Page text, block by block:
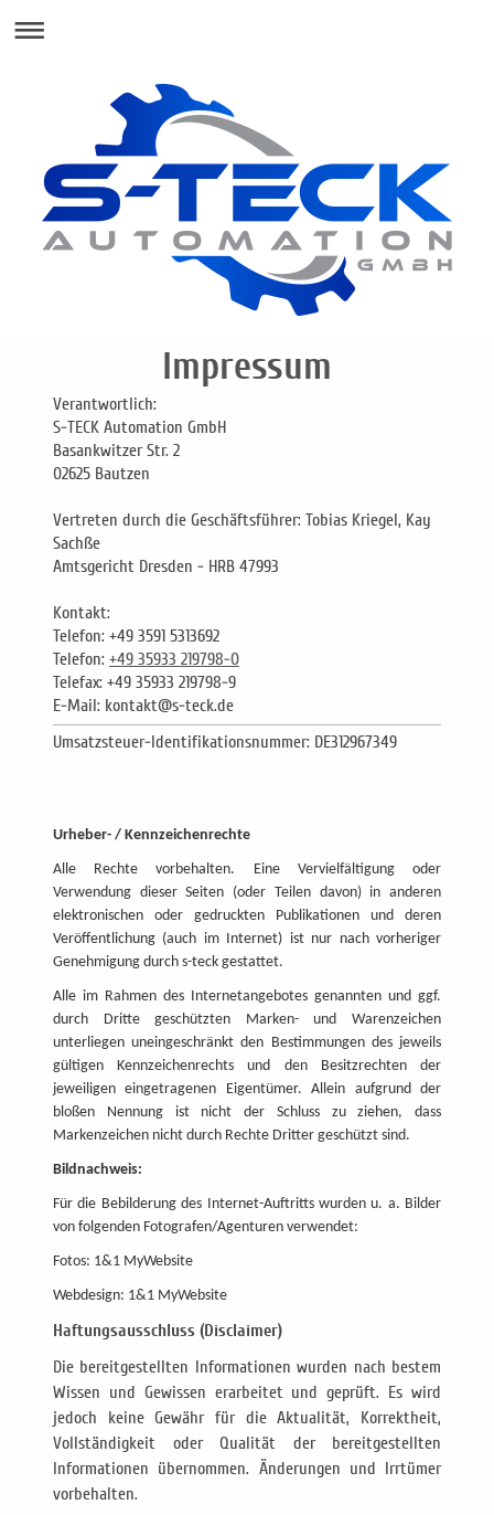
Impressum
Verantwortlich:
S-TECK Automation GmbH
Basankwitzer Str. 2
02625 Bautzen
Vertreten durch die Geschäftsführer: Tobias Kriegel, Kay
Sachße
Amtsgericht Dresden - HRB 47993
Kontakt:
Telefon: +49 3591 5313692
Telefon: +49 35933 219798-0
Telefax: +49 35933 219798-9
E-Mail: kontakt@s-teck.de
Umsatzsteuer-Identifikationsnummer: DE312967349
Urheber- / Kennzeichenrechte
Alle Rechte vorbehalten. Eine Vervielfältigung oder
Verwendung dieser Seiten (oder Teilen davon) in anderen
elektronischen oder gedruckten Publikationen und deren
Veröffentlichung (auch im Internet) ist nur nach vorheriger
Genehmigung durch s-teck gestattet.
Alle im Rahmen des Internetangebotes genannten und ggf.
durch Dritte geschützten Marken- und Warenzeichen
unterliegen uneingeschränkt den Bestimmungen des jeweils
gültigen Kennzeichenrechts und den Besitzrechten der
jeweiligen eingetragenen Eigentümer. Allein aufgrund der
bloßen Nennung ist nicht der Schluss zu ziehen, dass
Markenzeichen nicht durch Rechte Dritter geschützt sind.
Bildnachweis:
Für die Bebilderung des Internet-Auftritts wurden u. a. Bilder
von folgenden Fotografen/Agenturen verwendet:
Fotos: 1&1 MyWebsite
Webdesign: 1&1 MyWebsite
Haftungsausschluss (Disclaimer)
Die bereitgestellten Informationen wurden nach bestem
Wissen und Gewissen erarbeitet und geprüft. Es wird
jedoch keine Gewähr für die Aktualität, Korrektheit,
Vollständigkeit oder Qualität der bereitgestellten
Informationen übernommen. Änderungen und Irrtümer
vorbehalten.